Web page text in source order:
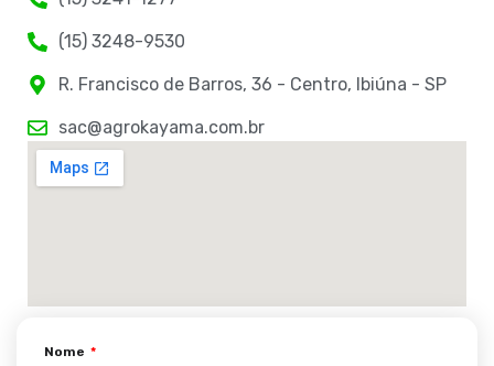
(15) 3248-9530
R. Francisco de Barros, 36 - Centro, Ibiúna - SP
sac@agrokayama.com.br
Nome